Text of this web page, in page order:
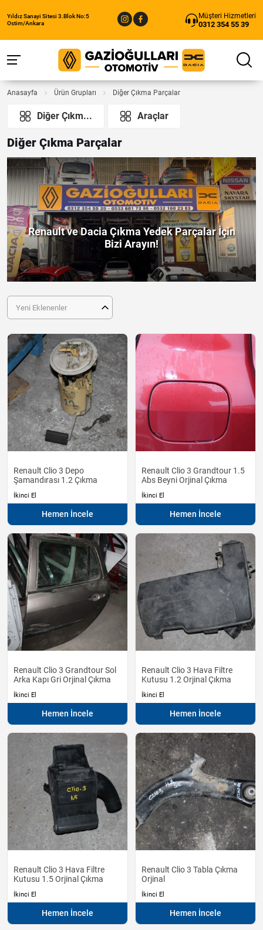
Yıldız Sanayi Sitesi 3.Blok No:5
Ostim/Ankara
Müşteri Hizmetleri
0312 354 55 39
Anasayfa Ürün Grupları Diğer Çıkma Parçalar
Diğer Çıkm... Araçlar
Diğer Çıkma Parçalar
Renault ve Dacia Çıkma Yedek Parçalar İçin
Bizi Arayın!
Yeni Eklenenler
Renault Clio 3 Depo
Şamandırası 1.2 Çıkma
İkinci El
Hemen İncele
Renault Clio 3 Grandtour 1.5
Abs Beyni Orjinal Çıkma
İkinci El
Hemen İncele
Renault Clio 3 Grandtour Sol
Arka Kapı Gri Orjinal Çıkma
İkinci El
Hemen İncele
Renault Clio 3 Hava Filtre
Kutusu 1.2 Orjinal Çıkma
İkinci El
Hemen İncele
Renault Clio 3 Hava Filtre
Kutusu 1.5 Orjinal Çıkma
İkinci El
Hemen İncele
Renault Clio 3 Tabla Çıkma
Orjinal
İkinci El
Hemen İncele